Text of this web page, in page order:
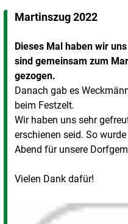
Martinszug 2022
Dieses Mal haben wir
sind gemeinsam zum
gezogen.
Danach gab es
beim Festzelt.
Wir haben uns sehr
erschienen seid. So
Abend für unsere
Vielen Dank dafür!